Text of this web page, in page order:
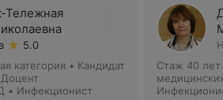
Тележная
5.0
категория • Кандидат
• Инфекционист
Стаж 40 лет